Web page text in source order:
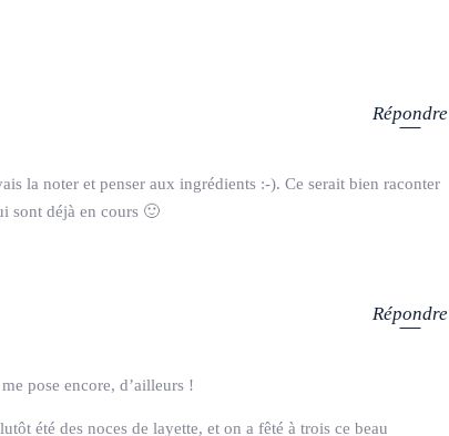
Répondre
la noter et penser aux ingrédients :-). Ce serait bien raconter
sont déjà en cours 🙂
Répondre
pose encore, d’ailleurs !
été des noces de layette, et on a fêté à trois ce beau